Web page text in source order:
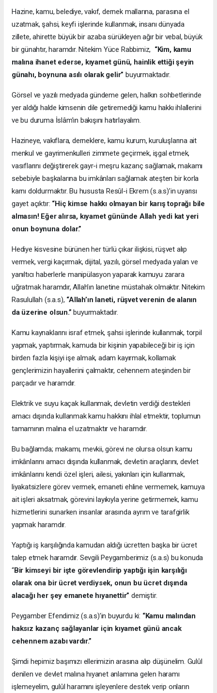
Hazine, kamu, belediye, vakıf, dernek mallarına, parasına el
uzatmak, şahsi, keyfi işlerinde kullanmak, insanı dünyada
zillete, ahirette büyük bir azaba sürükleyen ağır bir vebal, büyük
bir günahtır, haramdır. Nitekim Yüce Rabbimiz, “Kim, kamu
malına ihanet ederse, kıyamet günü, hainlik ettiği şeyin
günahı, boynuna asılı olarak gelir”buyurmaktadır.
Görsel ve yazılı medyada gündeme gelen, halkın sohbetlerinde
yer aldığı halde kimsenin dile getiremediği kamu hakkı ihlallerini
ve bu duruma İslâm’ın bakışını hatırlayalım.
Hazineye, vakıflara, derneklere, kamu kurum, kuruluşlarına ait
menkul ve gayrimenkulleri zimmete geçirmek, işgal etmek,
vasıflarını değiştirerek gayr-i meşru kazanç sağlamak, makamı
sebebiyle başkalarına bu imkânları sağlamak ateşten bir korla
karnı doldurmaktır. Bu hususta Resûl-i Ekrem (s.a.s)’in uyarısı
gayet açıktır: “Hiç kimse hakkı olmayan bir karış toprağı bile
almasın! Eğer alırsa, kıyamet gününde Allah yedi kat yeri
onun boynuna dolar.”
Hediye kisvesine bürünen her türlü çıkar ilişkisi, rüşvet alıp
vermek, vergi kaçırmak, dijital, yazılı, görsel medyada yalan ve
yanıltıcı haberlerle manipülasyon yaparak kamuyu zarara
uğratmak haramdır, Allah’ın lanetine müstahak olmaktır. Nitekim
Rasulullah (s.a.s), “Allah’ın laneti, rüşvet verenin de alanın
da üzerine olsun.”buyurmaktadır.
Kamu kaynaklarını israf etmek, şahsi işlerinde kullanmak, torpil
yapmak, yaptırmak, kamuda bir kişinin yapabileceği bir iş için
birden fazla kişiyi işe almak, adam kayırmak, kollamak
gençlerimizin hayallerini çalmaktır, cehennem ateşinden bir
parçadır ve haramdır.
Elektrik ve suyu kaçak kullanmak, devletin verdiği destekleri
amacı dışında kullanmak kamu hakkını ihlal etmektir, toplumun
tamamının malına el uzatmaktır ve haramdır.
Bu bağlamda; makamı, mevkii, görevi ne olursa olsun kamu
imkânlarını amacı dışında kullanmak, devletin araçlarını, devlet
imkânlarını kendi özel işleri, ailesi, yakınları için kullanmak,
liyakatsizlere görev vermek, emaneti ehline vermemek, kamuya
ait işleri aksatmak, görevini layıkıyla yerine getirmemek, kamu
hizmetlerini sunarken insanlar arasında ayrım ve tarafgirlik
yapmak haramdır.
Yaptığı iş karşılığında kamudan aldığı ücretten başka bir ücret
talep etmek haramdır. Sevgili Peygamberimiz (s.a.s) bu konuda
“Bir kimseyi bir işte görevlendirip yaptığı işin karşılığı
olarak ona bir ücret verdiysek, onun bu ücret dışında
alacağı her şey emanete hıyanettir”demiştir.
Peygamber Efendimiz (s.a.s)’in buyurdu ki: “Kamu malından
haksız kazanç sağlayanlar için kıyamet günü ancak
cehennem azabı vardır.”
Şimdi hepimiz başımızı ellerimizin arasına alıp düşünelim. Gulûl
denilen ve devlet malına hıyanet anlamına gelen haramı
işlemeyelim, gulûl haramını işleyenlere destek verip onların